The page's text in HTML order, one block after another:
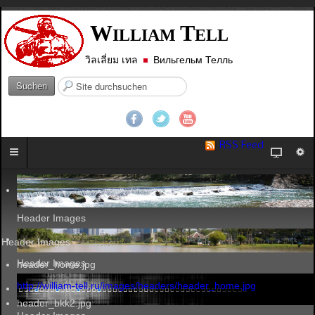
WILLIAM TELL
วิลเลี่ยม เทล Вильгельм Телль
Suchen
S
e
.
.
.
RSS Feed
Header Images
Header Images
Header Images
header_home.jpg
http://william-tell.ru/images/headers/header_home.jpg
header_bkk2.jpg